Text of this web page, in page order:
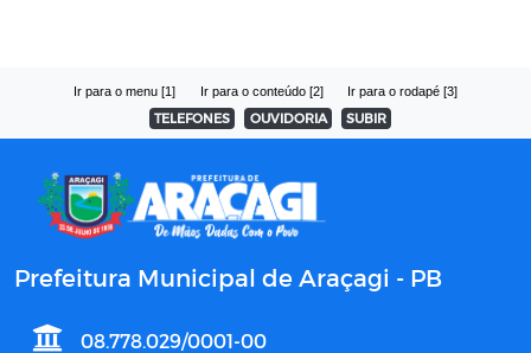
Ir para o menu [1] Ir para o conteúdo [2] Ir para o rodapé [3]
TELEFONES OUVIDORIA SUBIR
Prefeitura Municipal de Araçagi - PB
08.778.029/0001-00